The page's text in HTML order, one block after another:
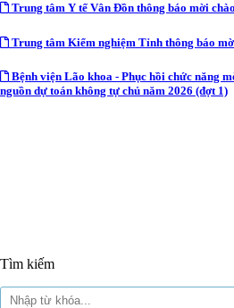
Trung tâm Y tế Vân Đồn thông báo mời
Trung tâm Kiểm nghiệm Tỉnh thông báo
Bệnh viện Lão khoa - Phục hồi chức năng
nguồn dự toán không tự chủ năm 2026 (đợt 1)
Tìm kiếm